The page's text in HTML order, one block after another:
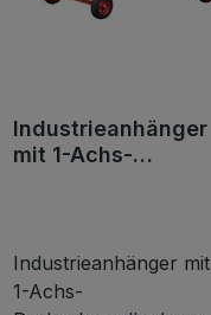
Industrieanhänger
mit 1-Achs-
Industrieanhänger mit
1-Achs-